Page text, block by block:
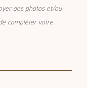
des photos et/ou
compléter votre